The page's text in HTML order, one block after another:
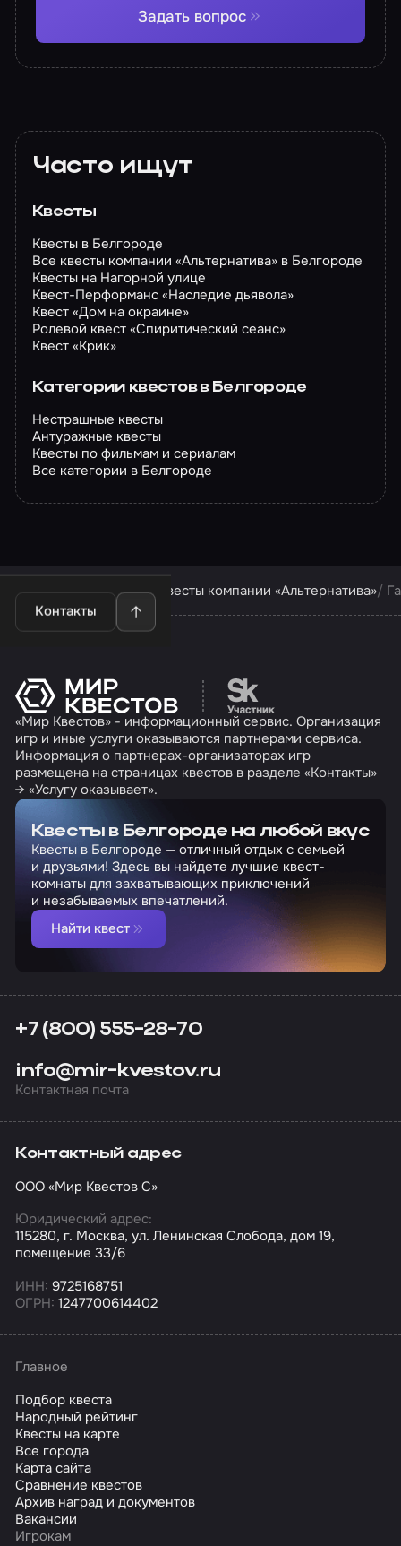
Задать вопрос
Часто ищут
Квесты
Квесты в Белгороде
Все квесты компании «Альтернатива» в Белгороде
Квесты на Нагорной улице
Квест-Перформанс «Наследие дьявола»
Квест «Дом на окраине»
Ролевой квест «Спиритический сеанс»
Квест «Крик»
Категории квестов в Белгороде
Нестрашные квесты
Антуражные квесты
Квесты по фильмам и сериалам
Все категории в Белгороде
Контакты
Квесты в Белгороде Квесты компании «Альтернатива»
Перейти на сайт
«Мир Квестов» - информационный сервис. Организация
игр и иные услуги оказываются партнерами сервиса.
Информация о партнерах-организаторах игр
размещена на страницах квестов в разделе «Контакты»
→ «Услугу оказывает».
Квесты в Белгороде на любой вкус
Квесты в Белгороде — отличный отдых с семьей
и друзьями! Здесь вы найдете лучшие квест-
комнаты для захватывающих приключений
и незабываемых впечатлений.
Найти квест
+7 (800) 555-28-70
info@mir-kvestov.ru
Контактная почта
Контактный адрес
ООО «Мир Квестов С»
Юридический адрес:
115280, г. Москва, ул. Ленинская Слобода, дом 19,
помещение 33/6
ИНН: 9725168751
ОГРН: 1247700614402
Главное
Подбор квеста
Народный рейтинг
Квесты на карте
Все города
Карта сайта
Сравнение квестов
Архив наград и документов
Вакансии
Игрокам